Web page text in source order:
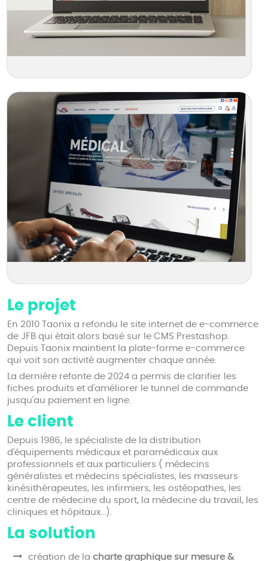
Le projet
En 2010 Taonix a refondu le site internet de e-commerce
de JFB qui était alors basé sur le CMS Prestashop.
Depuis Taonix maintient la plate-forme e-commerce
qui voit son activité augmenter chaque année.
La dernière refonte de 2024 a permis de clarifier les
fiches produits et d'améliorer le tunnel de commande
jusqu'au paiement en ligne.
Le client
Depuis 1986, le spécialiste de la distribution
d'équipements médicaux et paramédicaux aux
professionnels et aux particuliers ( médecins
généralistes et médecins spécialistes, les masseurs
kinésithérapeutes, les infirmiers, les ostéopathes, les
centre de médecine du sport, la médecine du travail, les
cliniques et hôpitaux...).
La solution
création de la charte graphique sur mesure &